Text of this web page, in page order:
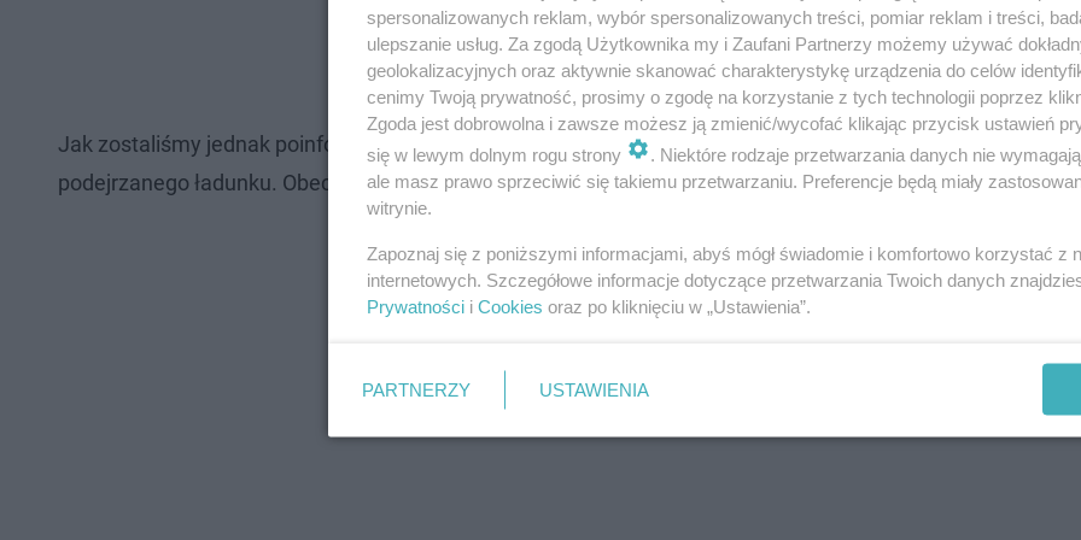
Jak zostaliśmy jednak poinformowali — alarm się nie potwierdził, a na pokładzie samolotu nie znaleziono
podejrzanego ładunku. Obecnie praca lotniska została już wznowiona, a ruch lotniczy powoli wraca do
spersonalizowanych reklam, wybór spersonalizowanych treści, pomiar reklam i treści,
ulepszanie usług. Za zgodą Użytkownika my i Zaufani Partnerzy możemy używać
geolokalizacyjnych oraz aktywnie skanować charakterystykę urządzenia do celów
cenimy Twoją prywatność, prosimy o zgodę na korzystanie z tych technologii poprzez
Zgoda jest dobrowolna i zawsze możesz ją zmienić/wycofać klikając przycisk ustawień
się w lewym dolnym rogu strony
. Niektóre rodzaje przetwarzania danych nie
ale masz prawo sprzeciwić się takiemu przetwarzaniu. Preferencje będą miały
witrynie.
Zapoznaj się z poniższymi informacjami, abyś mógł świadomie i komfortowo korzystać z
internetowych. Szczegółowe informacje dotyczące przetwarzania Twoich danych
Prywatności i Cookies oraz po kliknięciu w „Ustawienia”.
PARTNERZY USTAWIENIA